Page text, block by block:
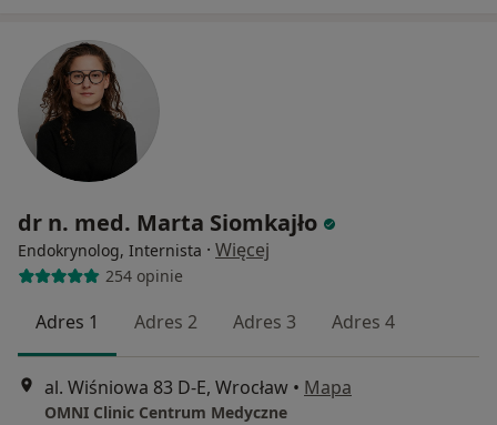
dr n. med. Marta Siomkajło
Endokrynolog, Internista · Więcej
254 opinie
Adres 1 Adres 2 Adres 3 Adres 4
al. Wiśniowa 83 D-E, Wrocław • Mapa
OMNI Clinic Centrum Medyczne